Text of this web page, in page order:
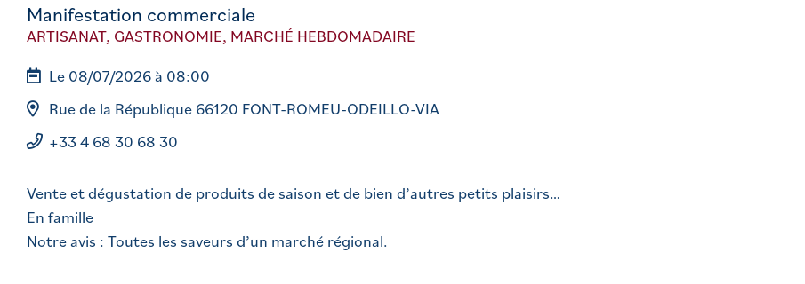
Manifestation commerciale
ARTISANAT, GASTRONOMIE, MARCHÉ HEBDOMADAIRE
Le 08/07/2026 à 08:00
Rue de la République 66120 FONT-ROMEU-ODEILLO-VIA
+33 4 68 30 68 30
Vente et dégustation de produits de saison et de bien d’autres petits plaisirs…
En famille
Notre avis : Toutes les saveurs d’un marché régional.